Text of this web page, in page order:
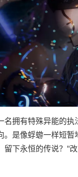
拥有特殊异能的
是像蜉蝣一样短
留下永恒的传说？"